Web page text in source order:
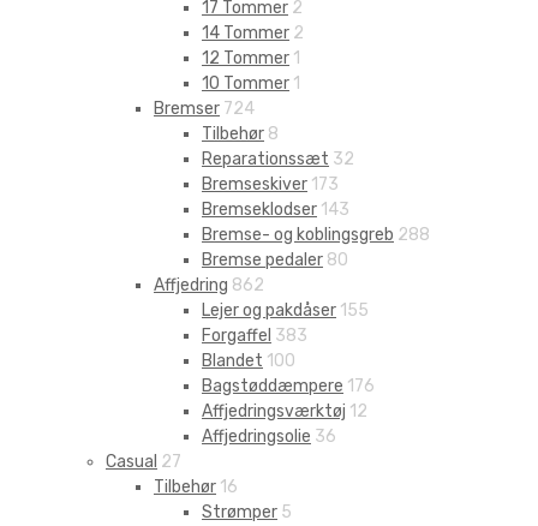
17 Tommer 2
14 Tommer 2
12 Tommer 1
10 Tommer 1
Bremser 724
Tilbehør 8
Reparationssæt 32
Bremseskiver 173
Bremseklodser 143
Bremse- og koblingsgreb 288
Bremse pedaler 80
Affjedring 862
Lejer og pakdåser 155
Forgaffel 383
Blandet 100
Bagstøddæmpere 176
Affjedringsværktøj 12
Affjedringsolie 36
Casual 27
Tilbehør 16
Strømper 5